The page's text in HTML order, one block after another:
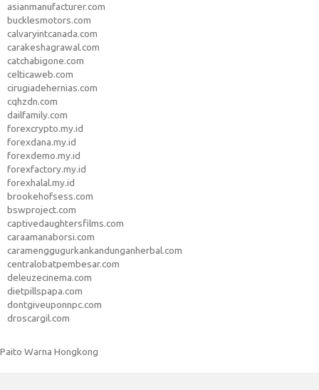
asianmanufacturer.com
bucklesmotors.com
calvaryintcanada.com
carakeshagrawal.com
catchabigone.com
celticaweb.com
cirugiadehernias.com
cqhzdn.com
dailfamily.com
forexcrypto.my.id
forexdana.my.id
forexdemo.my.id
forexfactory.my.id
forexhalal.my.id
brookehofsess.com
bswproject.com
captivedaughtersfilms.com
caraamanaborsi.com
caramenggugurkankandunganherbal.com
centralobatpembesar.com
deleuzecinema.com
dietpillspapa.com
dontgiveuponnpc.com
droscargil.com
Paito Warna Hongkong